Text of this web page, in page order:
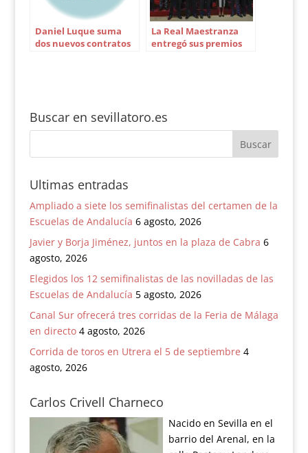
Daniel Luque suma
dos nuevos contratos
La Real Maestranza
entregó sus premios
Buscar en sevillatoro.es
Ultimas entradas
Ampliado a siete los semifinalistas del certamen de la
Escuelas de Andalucía 6 agosto, 2026
Javier y Borja Jiménez, juntos en la plaza de Cabra 6
agosto, 2026
Elegidos los 12 semifinalistas de las novilladas de las
Escuelas de Andalucía 5 agosto, 2026
Canal Sur ofrecerá tres corridas de la Feria de Málaga
en directo 4 agosto, 2026
Corrida de toros en Utrera el 5 de septiembre 4
agosto, 2026
Carlos Crivell Charneco
Nacido en Sevilla en el
barrio del Arenal, en la